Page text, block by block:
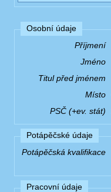
Osobní údaje
Příjmení
Jméno
Titul před jménem
Místo
PSČ (+ev. stát)
Potápěčské údaje
Potápěčská kvalifikace
Pracovní údaje